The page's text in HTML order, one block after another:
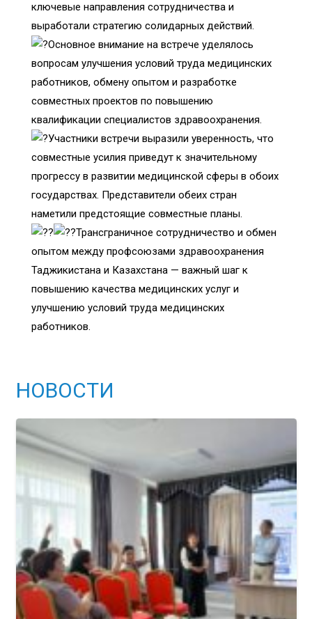
ключевые направления сотрудничества и
выработали стратегию солидарных действий.
Основное внимание на встрече уделялось
вопросам улучшения условий труда медицинских
работников, обмену опытом и разработке
совместных проектов по повышению
квалификации специалистов здравоохранения.
Участники встречи выразили уверенность, что
совместные усилия приведут к значительному
прогрессу в развитии медицинской сферы в обоих
государствах. Представители обеих стран
наметили предстоящие совместные планы.
Трансграничное сотрудничество и обмен
опытом между профсоюзами здравоохранения
Таджикистана и Казахстана — важный шаг к
повышению качества медицинских услуг и
улучшению условий труда медицинских
работников.
НОВОСТИ